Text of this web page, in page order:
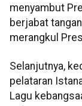
menyambut
berjabat
merangkul
Selanjutnya,
pelataran
Lagu